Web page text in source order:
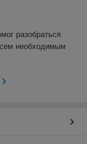
разобраться
необходимым